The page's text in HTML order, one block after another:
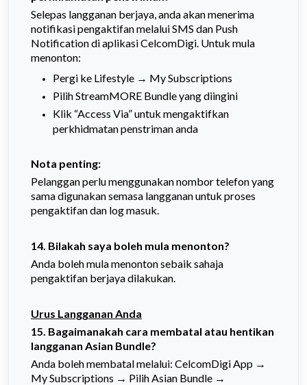
Selepas langganan berjaya, anda akan menerima
notifikasi pengaktifan melalui SMS dan Push
Notification di aplikasi CelcomDigi. Untuk mula
menonton:
Pergi ke Lifestyle → My Subscriptions
Pilih StreamMORE Bundle yang diingini
Klik “Access Via” untuk mengaktifkan
perkhidmatan penstriman anda
Nota penting:
Pelanggan perlu menggunakan nombor telefon yang
sama digunakan semasa langganan untuk proses
pengaktifan dan log masuk.
14. Bilakah saya boleh mula menonton?
Anda boleh mula menonton sebaik sahaja
pengaktifan berjaya dilakukan.
Urus Langganan Anda
15. Bagaimanakah cara membatal atau hentikan
langganan Asian Bundle?
Anda boleh membatal melalui: CelcomDigi App →
My Subscriptions → Pilih Asian Bundle →